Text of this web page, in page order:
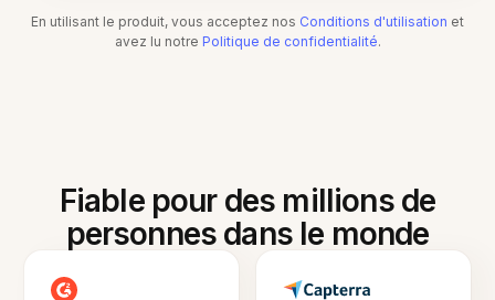
En utilisant le produit, vous acceptez nos Conditions d'utilisation et
avez lu notre Politique de confidentialité.
Fiable pour des millions de
personnes dans le monde